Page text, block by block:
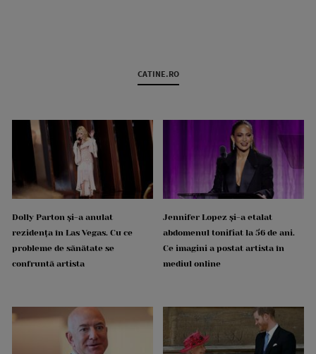
CATINE.RO
Dolly Parton și-a anulat
rezidența în Las Vegas. Cu ce
probleme de sănătate se
confruntă artista
Jennifer Lopez și-a etalat
abdomenul tonifiat la 56 de ani.
Ce imagini a postat artista în
mediul online